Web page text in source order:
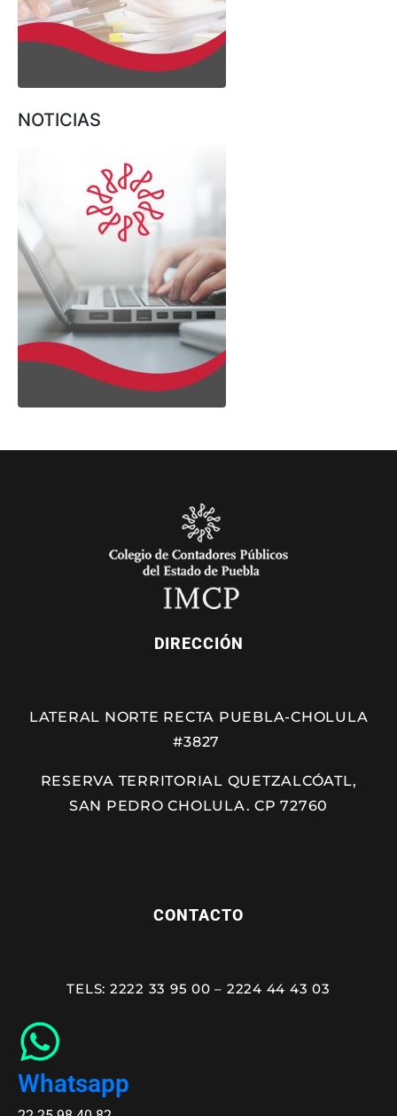
NOTICIAS
DIRECCIÓN
LATERAL NORTE RECTA PUEBLA-CHOLULA
#3827
RESERVA TERRITORIAL QUETZALCÓATL,
SAN PEDRO CHOLULA. CP 72760
CONTACTO
TELS: 2222 33 95 00 – 2224 44 43 03
Whatsapp